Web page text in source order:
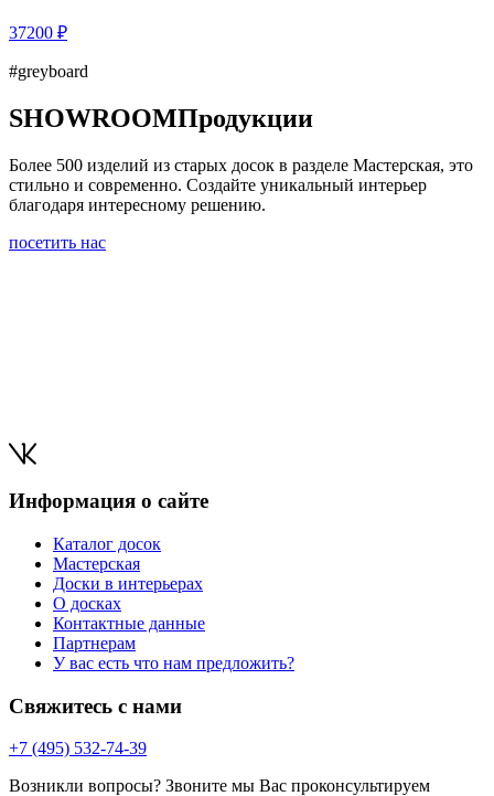
37200 ₽
#greyboard
SHOWROOMПродукции
Более 500 изделий из старых досок в разделе Мастерская, это
стильно и современно. Создайте уникальный интерьер
благодаря интересному решению.
посетить нас
Информация о сайте
Каталог досок
Мастерская
Доски в интерьерах
О досках
Контактные данные
Партнерам
У вас есть что нам предложить?
Свяжитесь с нами
+7 (495) 532-74-39
Возникли вопросы? Звоните мы Вас проконсультируем